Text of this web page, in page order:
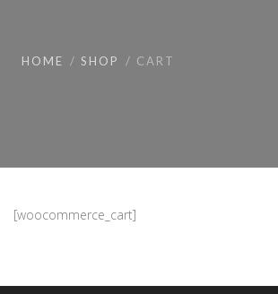
HOME SHOP CART
[woocommerce_cart]